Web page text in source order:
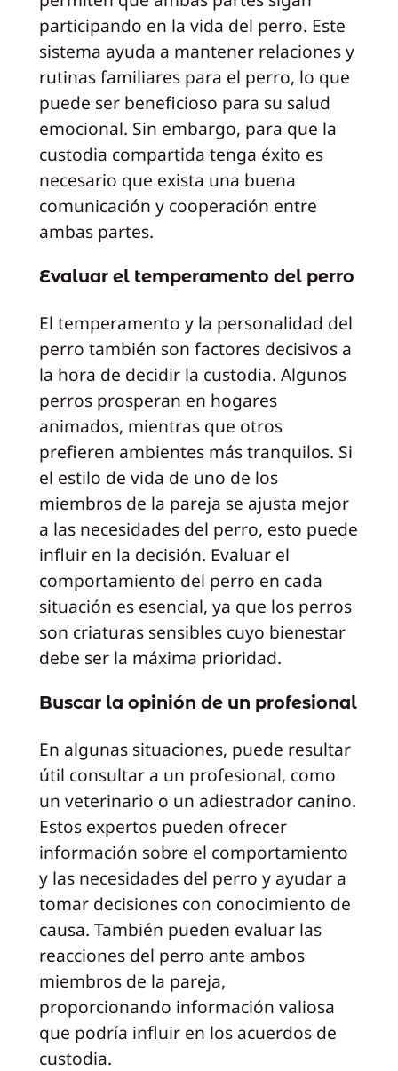
participando en la vida del perro. Este
sistema ayuda a mantener relaciones y
rutinas familiares para el perro, lo que
puede ser beneficioso para su salud
emocional. Sin embargo, para que la
custodia compartida tenga éxito es
necesario que exista una buena
comunicación y cooperación entre
ambas partes.
Evaluar el temperamento del perro
El temperamento y la personalidad del
perro también son factores decisivos a
la hora de decidir la custodia. Algunos
perros prosperan en hogares
animados, mientras que otros
prefieren ambientes más tranquilos. Si
el estilo de vida de uno de los
miembros de la pareja se ajusta mejor
a las necesidades del perro, esto puede
influir en la decisión. Evaluar el
comportamiento del perro en cada
situación es esencial, ya que los perros
son criaturas sensibles cuyo bienestar
debe ser la máxima prioridad.
Buscar la opinión de un profesional
En algunas situaciones, puede resultar
útil consultar a un profesional, como
un veterinario o un adiestrador canino.
Estos expertos pueden ofrecer
información sobre el comportamiento
y las necesidades del perro y ayudar a
tomar decisiones con conocimiento de
causa. También pueden evaluar las
reacciones del perro ante ambos
miembros de la pareja,
proporcionando información valiosa
que podría influir en los acuerdos de
custodia.